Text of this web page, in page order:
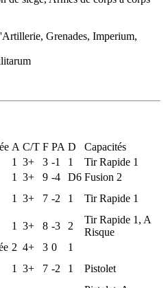
Grenades, Imperium,
A C/T F PA D
Capacités
1 3+ 3 -1 1
Tir Rapide 1
1 3+ 9 -4 D6 Fusion 2
1 3+ 7 -2 1
Tir Rapide 1
1 3+ 8 -3 2
Tir Rapide 1, A
Risque
2 4+ 3 0
1
1 3+ 7 -2 1
Pistolet